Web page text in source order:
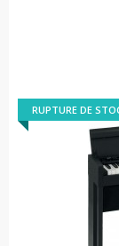
RUPTURE DE